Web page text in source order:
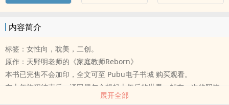
内容简介
标签：女性向，‌耽‎‌‎美‎‌，二创。
原作：天野明老师的《家庭教师Reborn》
本书已完售不会加印，全文可至 Pubu电子书城 购买观看。
在十年旅程结束后，泽田偶尔会想起十年后的世界，却在一次的阴错
阳差下又回到十年后，可这一回有所不同，因为十年前十年后的狱寺
展开全部